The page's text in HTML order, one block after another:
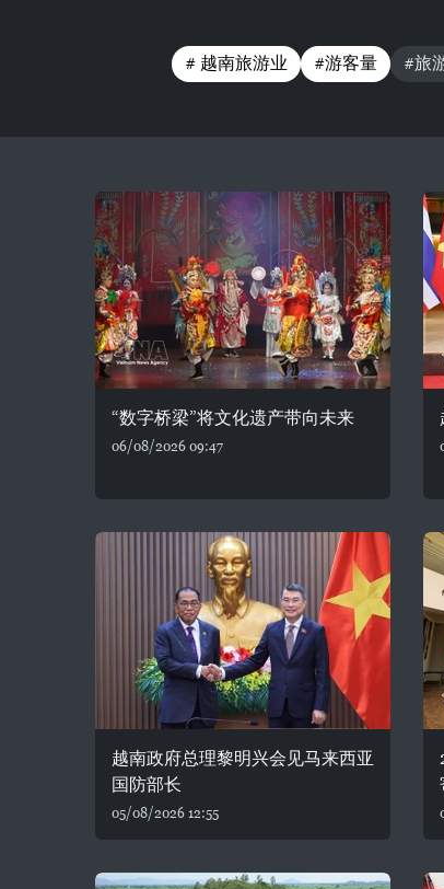
#​ 越南旅游业 #游客量 #旅
“数字桥梁”将文化遗产带向未来
06/08/2026 09:47
越南政府总理黎明兴会见马来西亚
国防部长
05/08/2026 12:55